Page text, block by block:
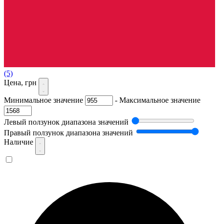
(5)
Цена, грн
Минимальное значение - Максимальное значение
Левый ползунок диапазона значений
Правый ползунок диапазона значений
Наличие